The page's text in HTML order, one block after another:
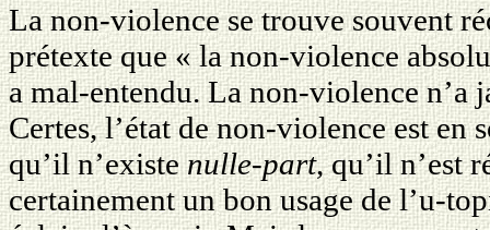
La non-violence se trouve souvent
prétexte que « la non-violence
a mal-entendu. La non-violence n’a
Certes, l’état de non-violence est en
qu’il n’existenulle-part, qu’il n’est
certainement un bon usage de l’u-